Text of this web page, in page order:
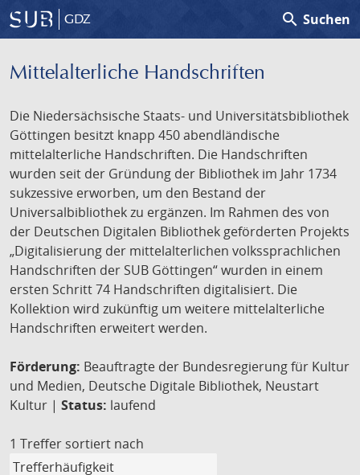
GDZ search Suchen
Mittelalterliche Handschriften
Die Niedersächsische Staats- und Universitätsbibliothek
Göttingen besitzt knapp 450 abendländische
mittelalterliche Handschriften. Die Handschriften
wurden seit der Gründung der Bibliothek im Jahr 1734
sukzessive erworben, um den Bestand der
Universalbibliothek zu ergänzen. Im Rahmen des von
der Deutschen Digitalen Bibliothek geförderten Projekts
„Digitalisierung der mittelalterlichen volkssprachlichen
Handschriften der SUB Göttingen“ wurden in einem
ersten Schritt 74 Handschriften digitalisiert. Die
Kollektion wird zukünftig um weitere mittelalterliche
Handschriften erweitert werden.
Förderung: Beauftragte der Bundesregierung für Kultur
und Medien, Deutsche Digitale Bibliothek, Neustart
Kultur | Status: laufend
1 Treffer sortiert nach